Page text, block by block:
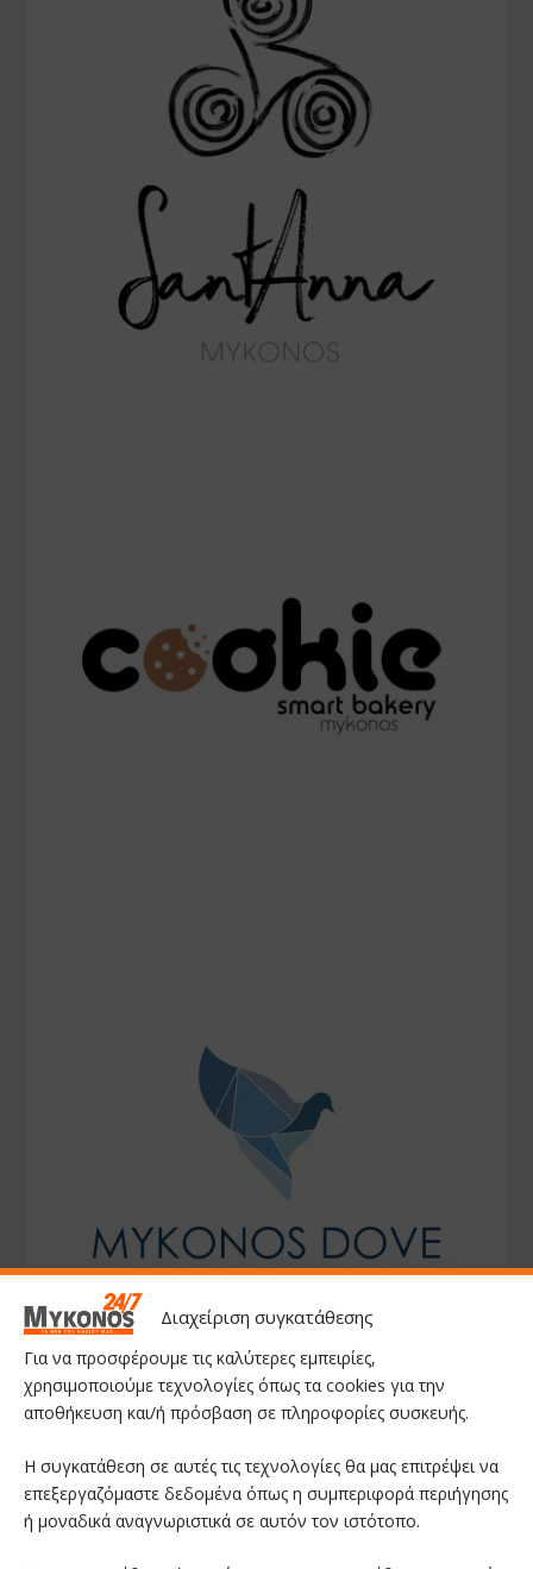
Διαχείριση συγκατάθεσης
Για να προσφέρουμε τις καλύτερες εμπειρίες,
χρησιμοποιούμε τεχνολογίες όπως τα cookies για την
αποθήκευση και/ή πρόσβαση σε πληροφορίες συσκευής.
Η συγκατάθεση σε αυτές τις τεχνολογίες θα μας επιτρέψει να
επεξεργαζόμαστε δεδομένα όπως η συμπεριφορά περιήγησης
ή μοναδικά αναγνωριστικά σε αυτόν τον ιστότοπο.